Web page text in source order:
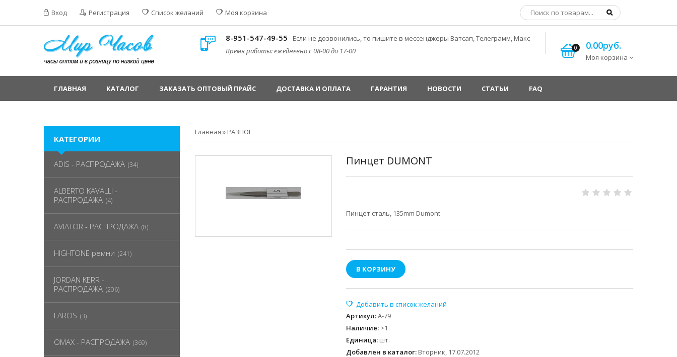
Вход Регистрация Список желаний Моя корзина
8-951-547-49-55 - Если не дозвонились, то пишите в мессенджеры Ватсап, Телеграмм, Макс
Время работы: ежедневно с 08-00 до 17-00
0 0.00руб.
Моя корзина
ГЛАВНАЯ КАТАЛОГ ЗАКАЗАТЬ ОПТОВЫЙ ПРАЙС ДОСТАВКА И ОПЛАТА ГАРАНТИЯ НОВОСТИ СТАТЬИ FAQ
Главная » РАЗНОЕ
Пинцет DUMONT
Пинцет сталь, 135mm Dumont
В КОРЗИНУ
Артикул:А-79
Наличие: >1
Единица: шт.
Добавлен в каталог: Вторник, 17.07.2012
КАТЕГОРИИ
ADIS - РАСПРОДАЖА (34)
ALBERTO KAVALLI -
РАСПРОДАЖА (4)
AVIATOR - РАСПРОДАЖА (8)
HIGHTONE ремни (241)
JORDAN KERR -
РАСПРОДАЖА (206)
LAROS (3)
OMAX - РАСПРОДАЖА (369)